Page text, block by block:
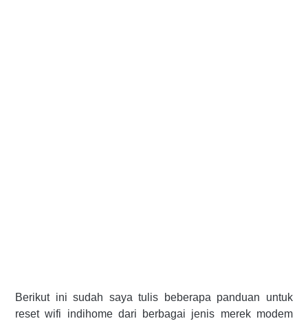
Berikut ini sudah saya tulis beberapa panduan untuk
reset wifi indihome dari berbagai jenis merek modem